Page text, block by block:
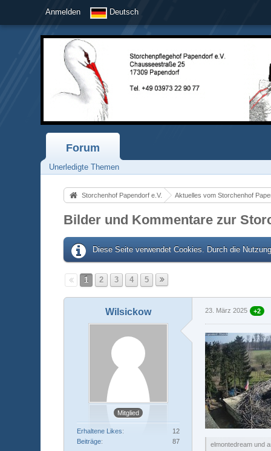
Anmelden Deutsch
Forum
Unerledigte Themen
Storchenhof Papendorf e.V. Aktuelles vom Storchenhof
Bilder und Kommentare zur
Diese Seite verwendet Cookies. Durch die
1 2 3 4 5
Wilsickow
Mitglied
Erhaltene Likes
12
Beiträge
87
23. März 2025 +2
elmontedream und